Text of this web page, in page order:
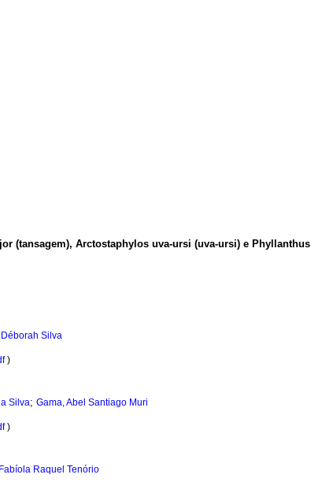
(tansagem), Arctostaphylos uva-ursi (uva-ursi) e Phyllanthus
Silva
)
Silva; Gama, Abel Santiago Muri
)
Raquel Tenório